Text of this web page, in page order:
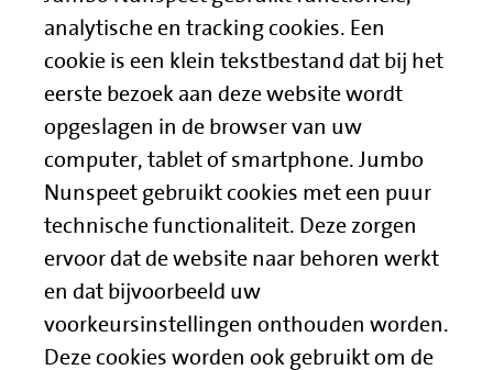
analytische en tracking cookies. Een
cookie is een klein tekstbestand dat bij het
eerste bezoek aan deze website wordt
opgeslagen in de browser van uw
computer, tablet of smartphone. Jumbo
Nunspeet gebruikt cookies met een puur
technische functionaliteit. Deze zorgen
ervoor dat de website naar behoren werkt
en dat bijvoorbeeld uw
voorkeursinstellingen onthouden worden.
Deze cookies worden ook gebruikt om de